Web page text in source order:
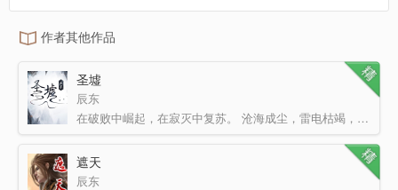
作者其他作品
圣墟
辰东
在破败中崛起，在寂灭中复苏。 沧海成尘，雷电枯竭，那一缕幽雾又一次临近大地，世间的枷锁被打开了，…
遮天
辰东